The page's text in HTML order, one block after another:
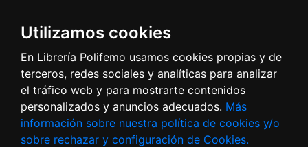
Utilizamos cookies
En Librería Polifemo usamos cookies propias y de
terceros, redes sociales y analíticas para analizar
el tráfico web y para mostrarte contenidos
personalizados y anuncios adecuados. Más
información sobre nuestra política de cookies y/o
sobre rechazar y configuración de Cookies.